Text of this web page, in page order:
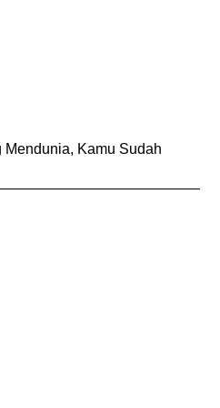
Kamu Sudah